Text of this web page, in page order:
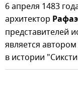
6 апреля 1483
архитектор
представителей
является
в истории